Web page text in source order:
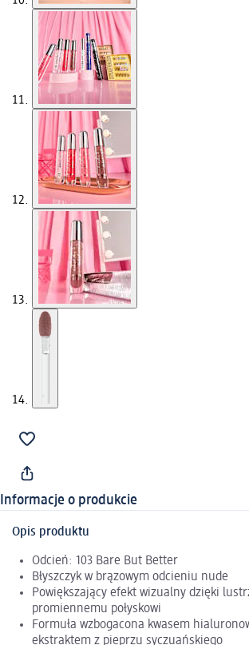
Informacje o produkcie
Opis produktu
Odcień: 103 Bare But Better
Błyszczyk w brązowym odcieniu nude
Powiększający efekt wizualny dzięki
promiennemu połyskowi
Formuła wzbogacona kwasem
ekstraktem z pieprzu syczuańskiego